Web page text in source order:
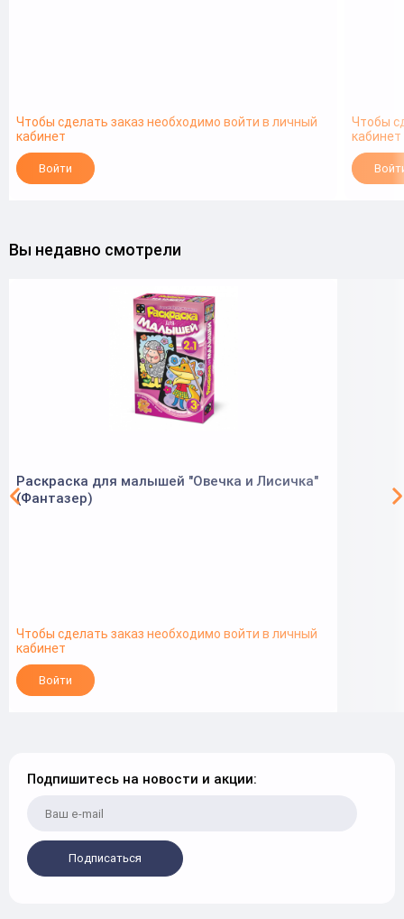
Чтобы сделать заказ необходимо войти в личный
кабинет
Войти
Чтобы
кабинет
Вы недавно смотрели
Раскраска для малышей "Овечка и Лисичка"
(Фантазер)
Чтобы сделать заказ необходимо войти в личный
кабинет
Войти
Подпишитесь на новости и акции:
Подписаться